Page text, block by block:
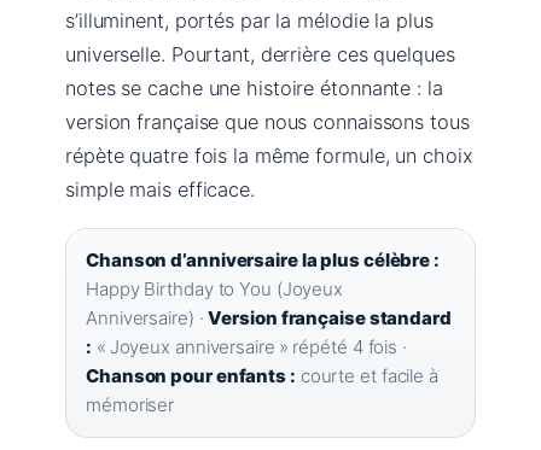
s’illuminent, portés par la mélodie la plus
universelle. Pourtant, derrière ces quelques
notes se cache une histoire étonnante : la
version française que nous connaissons tous
répète quatre fois la même formule, un choix
simple mais efficace.
Chanson d’anniversaire la plus célèbre :
Happy Birthday to You (Joyeux
Anniversaire) ·Version française standard
: « Joyeux anniversaire » répété 4 fois ·
Chanson pour enfants : courte et facile à
mémoriser